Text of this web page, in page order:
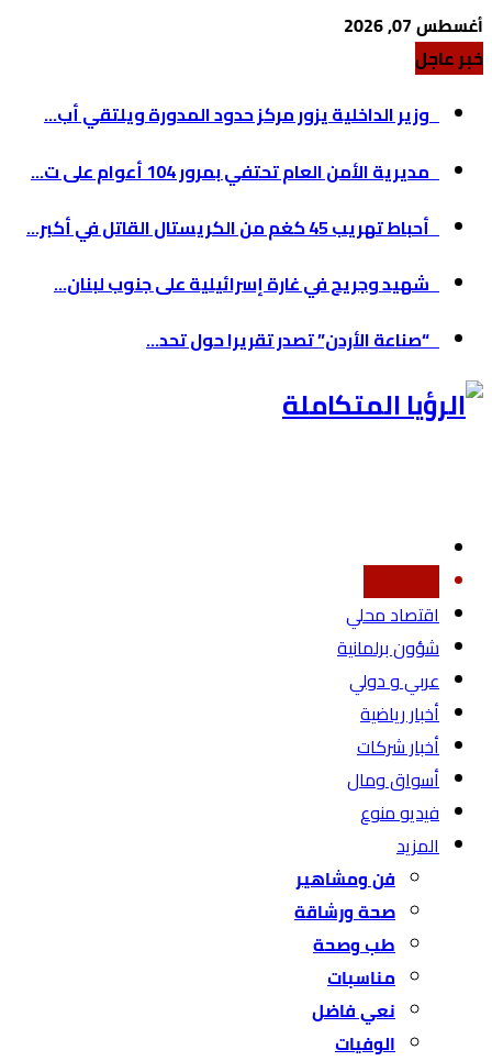
أغسطس 07, 2026
خبر عاجل
وزير الداخلية يزور مركز حدود المدورة ويلتقي أب...
مديرية الأمن العام تحتفي بمرور 104 أعوام على ت...
أحباط تهريب 45 كغم من الكريستال القاتل في أكبر...
شهيد وجريح في غارة إسرائيلية على جنوب لبنان...
“صناعة الأردن” تصدر تقريرا حول تحد...
اقتصاد محلي
شؤون برلمانية
عربي و دولي
أخبار رياضية
أخبار شركات
أسواق ومال
فيديو منوع
المزيد
فن ومشاهير
صحة ورشاقة
طب وصحة
مناسبات
نعي فاضل
الوفيات